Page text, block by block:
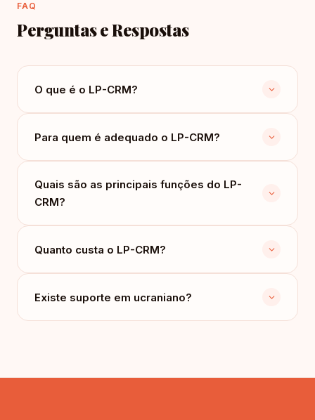
FAQ
Perguntas e Respostas
O que é o LP-CRM?
Para quem é adequado o LP-CRM?
Quais são as principais funções do LP-
CRM?
Quanto custa o LP-CRM?
Existe suporte em ucraniano?